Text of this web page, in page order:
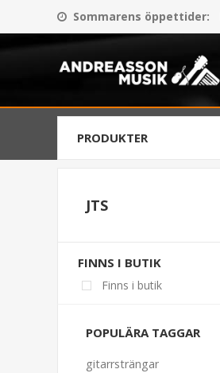
Sommarens öppettider:
PRODUKTER
JTS
FINNS I BUTIK
Finns i butik
POPULÄRA TAGGAR
gitarrsträngar